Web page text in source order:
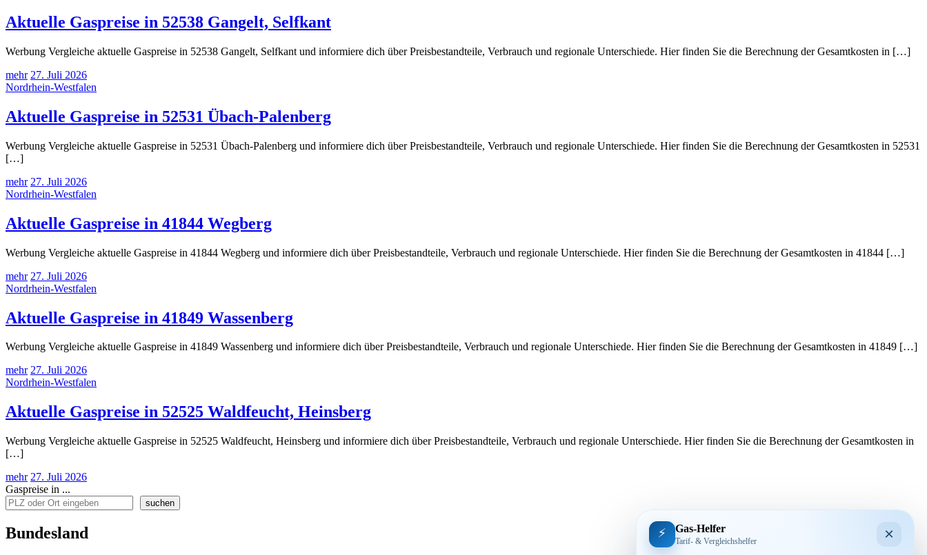
Aktuelle Gaspreise in 52538 Gangelt, Selfkant
Werbung Vergleiche aktuelle Gaspreise in 52538 Gangelt, Selfkant und informiere dich über Preisbestandteile, Verbrauch und regionale Unterschiede. Hier finden Sie die Berechnung der Gesamtkosten in […]
mehr 27. Juli 2026
Nordrhein-Westfalen
Aktuelle Gaspreise in 52531 Übach-Palenberg
Werbung Vergleiche aktuelle Gaspreise in 52531 Übach-Palenberg und informiere dich über Preisbestandteile, Verbrauch und regionale Unterschiede. Hier finden Sie die Berechnung der Gesamtkosten in 52531
[…]
mehr 27. Juli 2026
Nordrhein-Westfalen
Aktuelle Gaspreise in 41844 Wegberg
Werbung Vergleiche aktuelle Gaspreise in 41844 Wegberg und informiere dich über Preisbestandteile, Verbrauch und regionale Unterschiede. Hier finden Sie die Berechnung der Gesamtkosten in 41844 […]
mehr 27. Juli 2026
Nordrhein-Westfalen
Aktuelle Gaspreise in 41849 Wassenberg
Werbung Vergleiche aktuelle Gaspreise in 41849 Wassenberg und informiere dich über Preisbestandteile, Verbrauch und regionale Unterschiede. Hier finden Sie die Berechnung der Gesamtkosten in 41849 […]
mehr 27. Juli 2026
Nordrhein-Westfalen
Aktuelle Gaspreise in 52525 Waldfeucht, Heinsberg
Werbung Vergleiche aktuelle Gaspreise in 52525 Waldfeucht, Heinsberg und informiere dich über Preisbestandteile, Verbrauch und regionale Unterschiede. Hier finden Sie die Berechnung der Gesamtkosten in
[…]
mehr 27. Juli 2026
Gaspreise in ...
suchen
Bundesland ⚡ Gas-Helfer
Tarif- & Vergleichshelfer ×